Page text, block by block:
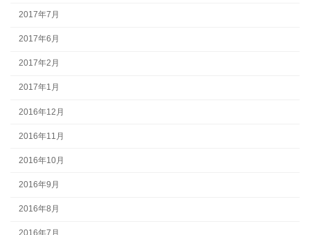
2017年7月
2017年6月
2017年2月
2017年1月
2016年12月
2016年11月
2016年10月
2016年9月
2016年8月
2016年7月